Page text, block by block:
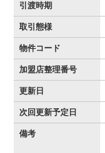
引渡時期
取引態様
物件コード
加盟店整理番号
更新日
次回更新予定日
備考